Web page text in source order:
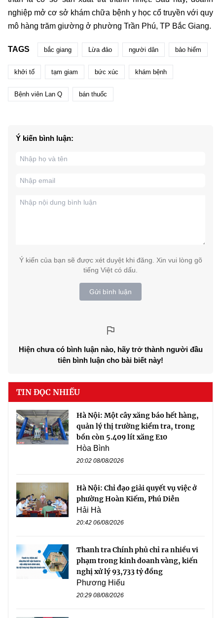
nghiệp mở cơ sở khám chữa bệnh y học cổ truyền với quy
mô hàng trăm giường ở phường Trần Phú, TP Bắc Giang.
TAGS bắc giang Lừa đảo người dân bảo hiểm
khởi tố tạm giam bức xúc khám bệnh
Bệnh viên Lan Q bán thuốc
Ý kiến bình luận:
Ý kiến của bạn sẽ được xét duyệt khi đăng. Xin vui lòng gõ
tiếng Việt có dấu.
Gửi bình luận
Hiện chưa có bình luận nào, hãy trở thành người đầu
tiên bình luận cho bài biết này!
TIN ĐỌC NHIỀU
Hà Nội: Một cây xăng báo hết hàng,
quản lý thị trường kiểm tra, trong
bồn còn 5.409 lít xăng E10
Hòa Bình
20:02 08/08/2026
Hà Nội: Chỉ đạo giải quyết vụ việc ở
phường Hoàn Kiếm, Phú Diễn
Hải Hà
20:42 06/08/2026
Thanh tra Chính phủ chỉ ra nhiều vi
phạm trong kinh doanh vàng, kiến
nghị xử lý 93,733 tỷ đồng
Phương Hiếu
20:29 08/08/2026